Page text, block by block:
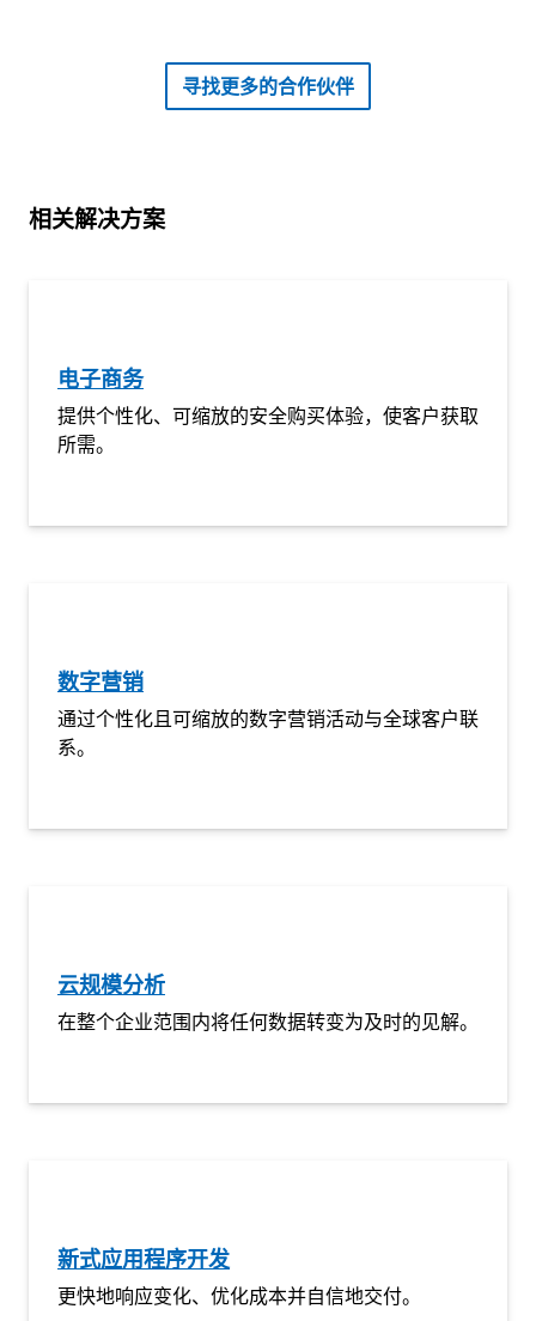
查找合作伙伴寻找更多的合作伙伴
相关解决方案
电子商务
提供个性化、可缩放的安全购买体验，使客户获取
所需。
数字营销
通过个性化且可缩放的数字营销活动与全球客户联
系。
云规模分析
在整个企业范围内将任何数据转变为及时的见解。
新式应用程序开发
更快地响应变化、优化成本并自信地交付。